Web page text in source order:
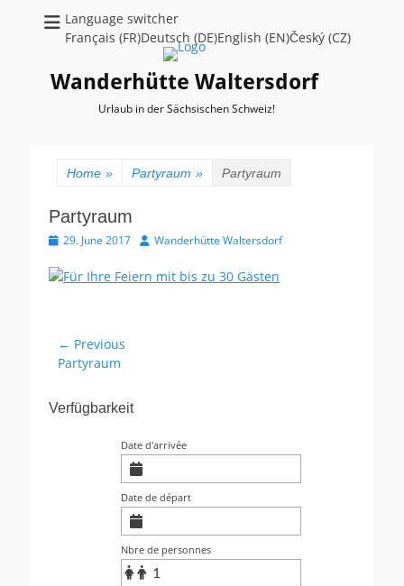
Language switcher
Français (FR)Deutsch (DE)English (EN)Český (CZ)
Wanderhütte Waltersdorf
Urlaub in der Sächsischen Schweiz!
Home » Partyraum » Partyraum
Partyraum
Posted29. June 2017 Author
Wanderhütte Waltersdorf
Post
navigation
← Previous
Previous
Partyraum
Verfügbarkeit
Date d'arrivée
Date de départ
Nbre de personnes